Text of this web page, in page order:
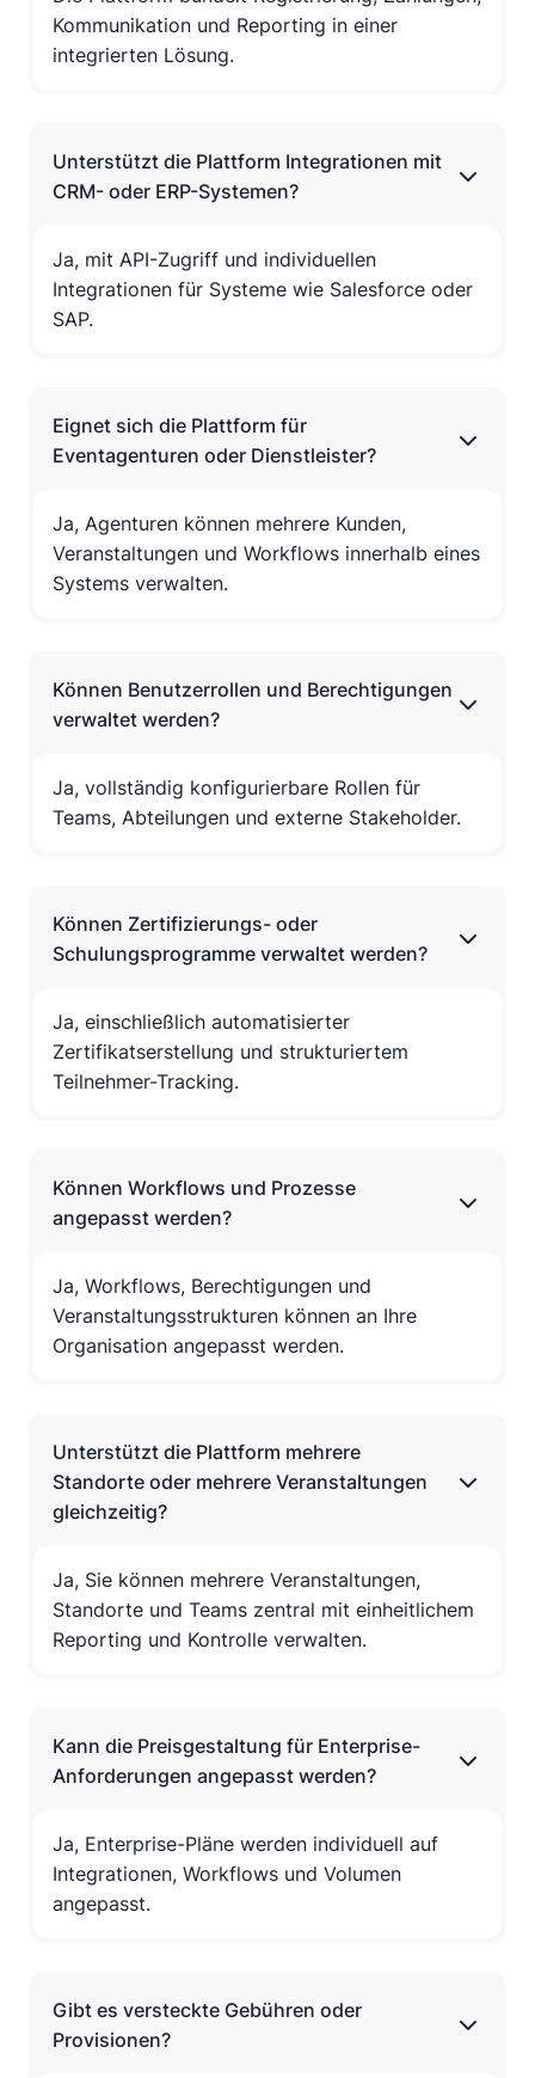
Kommunikation und Reporting in einer
integrierten Lösung.
Unterstützt die Plattform Integrationen mit
CRM- oder ERP-Systemen?
Ja, mit API-Zugriff und individuellen
Integrationen für Systeme wie Salesforce oder
SAP.
Eignet sich die Plattform für
Eventagenturen oder Dienstleister?
Ja, Agenturen können mehrere Kunden,
Veranstaltungen und Workflows innerhalb eines
Systems verwalten.
Können Benutzerrollen und Berechtigungen
verwaltet werden?
Ja, vollständig konfigurierbare Rollen für
Teams, Abteilungen und externe Stakeholder.
Können Zertifizierungs- oder
Schulungsprogramme verwaltet werden?
Ja, einschließlich automatisierter
Zertifikatserstellung und strukturiertem
Teilnehmer-Tracking.
Können Workflows und Prozesse
angepasst werden?
Ja, Workflows, Berechtigungen und
Veranstaltungsstrukturen können an Ihre
Organisation angepasst werden.
Unterstützt die Plattform mehrere
Standorte oder mehrere Veranstaltungen
gleichzeitig?
Ja, Sie können mehrere Veranstaltungen,
Standorte und Teams zentral mit einheitlichem
Reporting und Kontrolle verwalten.
Kann die Preisgestaltung für Enterprise-
Anforderungen angepasst werden?
Ja, Enterprise-Pläne werden individuell auf
Integrationen, Workflows und Volumen
angepasst.
Gibt es versteckte Gebühren oder
Provisionen?